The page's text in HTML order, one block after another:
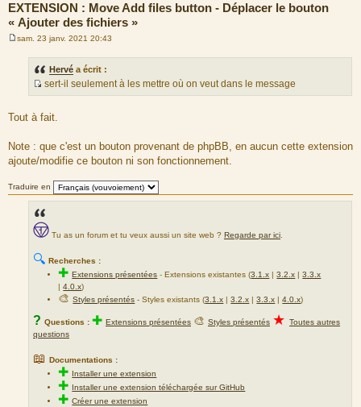
EXTENSION : Move Add files button - Déplacer le bouton
« Ajouter des fichiers »
sam. 23 janv. 2021 20:43
Hervé a écrit :
S
u
c
e
u
m
e
s
a
sert-il seulement à les mettre où on veut dans le message
Tout à fait.
Note : que c'est un bouton provenant de phpBB, en aucun cette extension
ajoute/modifie ce bouton ni son fonctionnement.
Traduire en
Tu as un forum et tu veux aussi un site web ? Regarde par ici
🔍 Recherches :
✚Extensions présentées -Extensions existantes (3.1.x |3.2.x |3.3.x
|4.0.x)
🎨Styles présentés - Styles existants (3.1.x |3.2.x |3.3.x |4.0.x)
? Questions : ✚ Extensions présentées 🎨 Styles présentés ★ Toutes autres
questions
📖 Documentations :
✚ Installer une extension
✚ Installer une extension téléchargée sur GitHub
✚Créer une extension